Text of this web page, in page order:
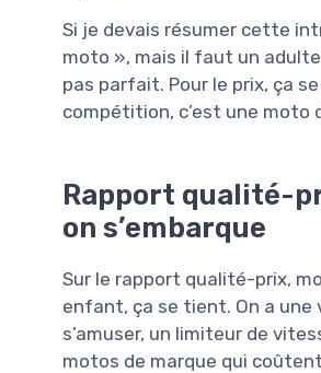
Si je devais résumer cette
moto », mais il faut un
pas parfait. Pour le prix, ça
compétition, c’est une moto
Rapport qualité-
on s’embarque
Sur le rapport qualité-prix,
enfant, ça se tient. On a une
s’amuser, un limiteur de
motos de marque qui